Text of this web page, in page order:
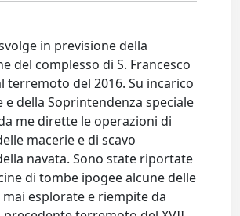
in previsione della
del complesso di S. Francesco
terremoto del 2016. Su incarico
e della Soprintendenza speciale
me dirette le operazioni di
macerie e di scavo
navata. Sono state riportate
di tombe ipogee alcune delle
esplorate e riempite da